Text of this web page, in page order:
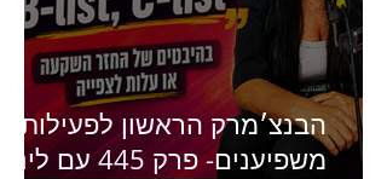
הבנצ׳מרק הראשון לפעילות
משפיענים- פרק 445 עם לינוי